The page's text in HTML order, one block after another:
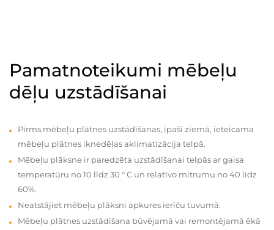
Pamatnoteikumi mēbeļu
dēļu uzstādīšanai
Pirms mēbeļu plātnes uzstādīšanas, īpaši ziemā, ieteicama
mēbeļu plātnes iknedēļas aklimatizācija telpā.
Mēbeļu plāksne ir paredzēta uzstādīšanai telpās ar gaisa
temperatūru no 10 līdz 30 ° C un relatīvo mitrumu no 40 līdz
60%.
Neatstājiet mēbeļu plāksni apkures ierīču tuvumā.
Mēbeļu plātnes uzstādīšana būvējamā vai remontējamā ēkā